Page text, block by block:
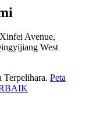
Avenue,
West
Peta